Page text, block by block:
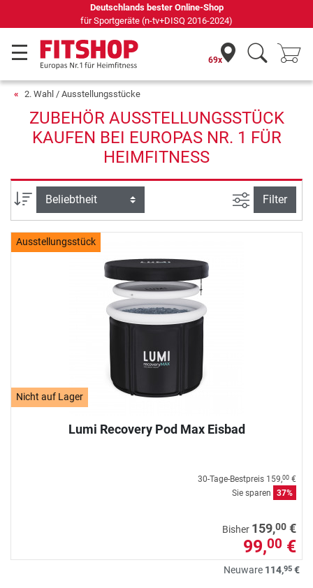
Deutschlands bester Online-Shop
für Sportgeräte (n-tv+DISQ 2016-2024)
69x
2. Wahl / Ausstellungsstücke
ZUBEHÖR AUSSTELLUNGSSTÜCK
KAUFEN BEI EUROPAS NR. 1 FÜR
HEIMFITNESS
Sortierung Ansicht
Filter
Ausstellungsstück
Nicht auf Lager
Lumi Recovery Pod Max Eisbad
30-Tage-Bestpreis 159,00 €
Sie sparen
37%
Bisher 159,00 €
99,00 €
Neuware 114,95 €